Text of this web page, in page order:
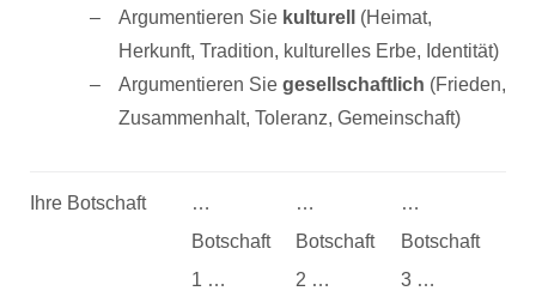
Argumentieren Sie kulturell
(Heimat,
Herkunft, Tradition, kulturelles Erbe, Identität)
Argumentieren Sie gesellschaftlich (Frieden,
Zusammenhalt, Toleranz, Gemeinschaft)
Ihre Botschaft
…
Botschaft
1 …
…
Botschaft
2 …
…
Botschaft
3 …